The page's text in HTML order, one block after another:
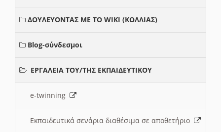
ΔΟΥΛΕΥΟΝΤΑΣ ΜΕ ΤΟ WIKI (ΚΟΛΛΙΑΣ)
Blog-σύνδεσμοι
ΕΡΓΑΛΕΙΑ ΤΟΥ/ΤΗΣ ΕΚΠΑΙΔΕΥΤΙΚΟΥ
e-twinning
Εκπαιδευτικά σενάρια διαθέσιμα σε αποθετήριο